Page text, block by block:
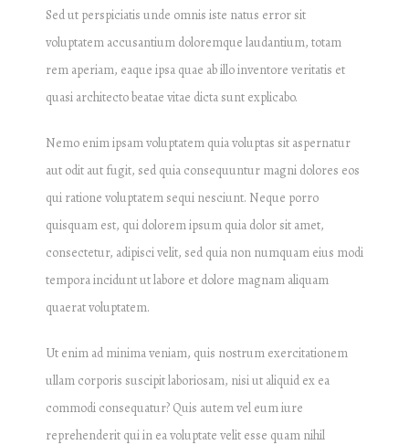
Sed ut perspiciatis unde omnis iste natus error sit
voluptatem accusantium doloremque laudantium, totam
rem aperiam, eaque ipsa quae ab illo inventore veritatis et
quasi architecto beatae vitae dicta sunt explicabo.
Nemo enim ipsam voluptatem quia voluptas sit aspernatur
aut odit aut fugit, sed quia consequuntur magni dolores eos
qui ratione voluptatem sequi nesciunt. Neque porro
quisquam est, qui dolorem ipsum quia dolor sit amet,
consectetur, adipisci velit, sed quia non numquam eius modi
tempora incidunt ut labore et dolore magnam aliquam
quaerat voluptatem.
Ut enim ad minima veniam, quis nostrum exercitationem
ullam corporis suscipit laboriosam, nisi ut aliquid ex ea
commodi consequatur? Quis autem vel eum iure
reprehenderit qui in ea voluptate velit esse quam nihil